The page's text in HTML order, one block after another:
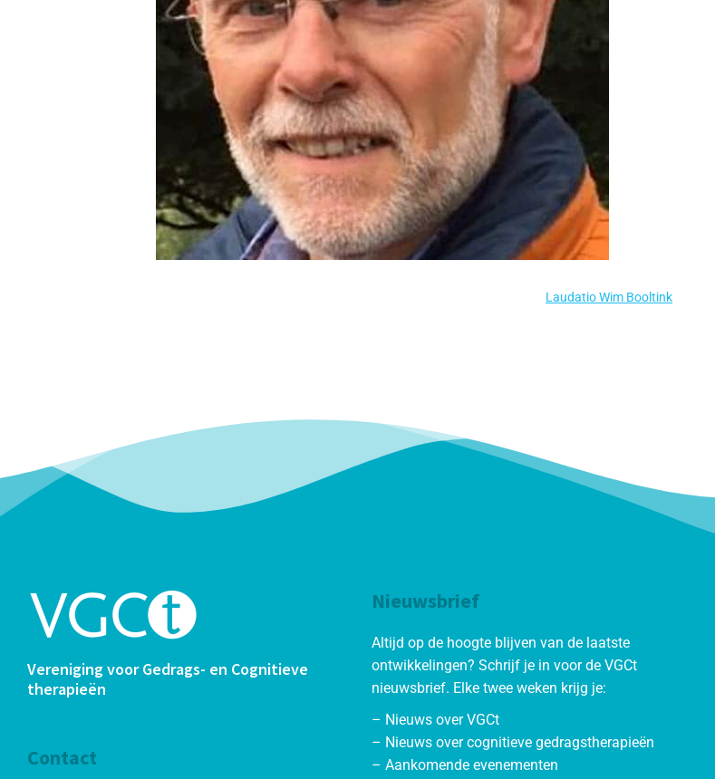
Laudatio Wim Booltink
Vereniging voor Gedrags- en Cognitieve
therapieën
Contact
Nieuwsbrief
Altijd op de hoogte blijven van de laatste
ontwikkelingen? Schrijf je in voor de VGCt
nieuwsbrief. Elke twee weken krijg je:
– Nieuws over VGCt
– Nieuws over cognitieve gedragstherapieën
– Aankomende evenementen